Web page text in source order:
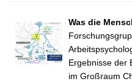
Was die
Ergebnisse der
im Großraum